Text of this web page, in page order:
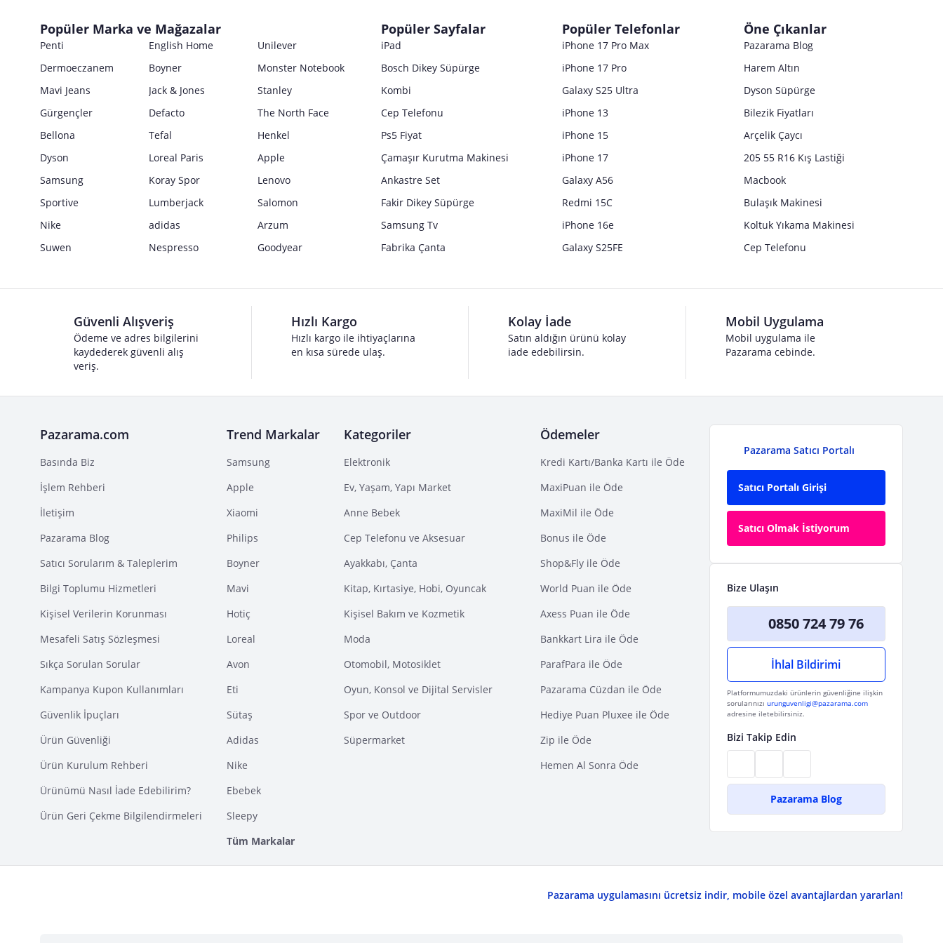
Güvenlik İşaretleri
Popüler Marka ve Mağazalar
Penti English Home
Unilever
Dermoeczanem
Boyner
Monster Notebook
Mavi Jeans
Jack & Jones
Stanley
Gürgençler
Defacto
The North Face
Bellona
Tefal
Henkel
Dyson
Loreal Paris
Apple
Samsung
Koray Spor
Lenovo
Sportive
Lumberjack
Salomon
Nike
adidas
Arzum
Suwen
Nespresso Goodyear
Popüler Sayfalar
iPad
Bosch Dikey Süpürge
Kombi
Cep Telefonu
Ps5 Fiyat
Çamaşır Kurutma Makinesi
Ankastre Set
Fakir Dikey Süpürge
Samsung Tv
Fabrika Çanta
Popüler Telefonlar
iPhone 17 Pro Max
iPhone 17 Pro
Galaxy S25 Ultra
iPhone 13
iPhone 15
iPhone 17
Galaxy A56
Redmi 15C
iPhone 16e
Galaxy S25FE
Öne Çıkanlar
Pazarama Blog
Harem Altın
Dyson Süpürge
Bilezik Fiyatları
Arçelik Çaycı
205 55 R16 Kış Lastiği
Macbook
Bulaşık Makinesi
Koltuk Yıkama Makinesi
Cep Telefonu
Güvenli Alışveriş
Ödeme ve adres bilgilerini
kaydederek güvenli alış
veriş.
Hızlı Kargo
Hızlı kargo ile ihtiyaçlarına
en kısa sürede ulaş.
Kolay İade
Satın aldığın ürünü kolay
iade edebilirsin.
Mobil Uygulama
Mobil uygulama ile
Pazarama cebinde.
Pazarama.com
Basında Biz
İşlem Rehberi
İletişim
Pazarama Blog
Satıcı Sorularım & Taleplerim
Bilgi Toplumu Hizmetleri
Kişisel Verilerin Korunması
Mesafeli Satış Sözleşmesi
Sıkça Sorulan Sorular
Kampanya Kupon Kullanımları
Güvenlik İpuçları
Ürün Güvenliği
Ürün Kurulum Rehberi
Ürünümü Nasıl İade Edebilirim?
Ürün Geri Çekme Bilgilendirmeleri
Trend Markalar
Samsung
Apple
Xiaomi
Philips
Boyner
Mavi
Hotiç
Loreal
Avon
Eti
Sütaş
Adidas
Nike
Ebebek
Sleepy
Tüm Markalar
Kategoriler
Elektronik
Ev, Yaşam, Yapı Market
Anne Bebek
Cep Telefonu ve Aksesuar
Ayakkabı, Çanta
Kitap, Kırtasiye, Hobi, Oyuncak
Kişisel Bakım ve Kozmetik
Moda
Otomobil, Motosiklet
Oyun, Konsol ve Dijital Servisler
Spor ve Outdoor
Süpermarket
Ödemeler
Kredi Kartı/Banka Kartı ile Öde
MaxiPuan ile Öde
MaxiMil ile Öde
Bonus ile Öde
Shop&Fly ile Öde
World Puan ile Öde
Axess Puan ile Öde
Bankkart Lira ile Öde
ParafPara ile Öde
Pazarama Cüzdan ile Öde
Hediye Puan Pluxee ile Öde
Zip ile Öde
Hemen Al Sonra Öde
Pazarama Satıcı Portalı
Satıcı Portalı Girişi
Satıcı Olmak İstiyorum
Bize Ulaşın
0850 724 79 76
İhlal Bildirimi
Platformumuzdaki ürünlerin güvenliğine ilişkin
sorularınızı urunguvenligi@pazarama.com
adresine iletebilirsiniz.
Bizi Takip Edin
Pazarama Blog
Pazarama uygulamasını ücretsiz indir, mobile özel avantajlardan yararlan!